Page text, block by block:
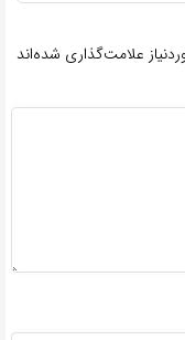
علامت‌گذاری شده‌اند